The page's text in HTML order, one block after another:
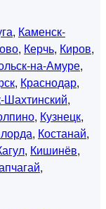
, Каменск-
, Керчь, Киров,
на-Амуре,
, Краснодар,
Шахтинский,
, Кузнецк,
, Костанай,
, Кишинёв,
,